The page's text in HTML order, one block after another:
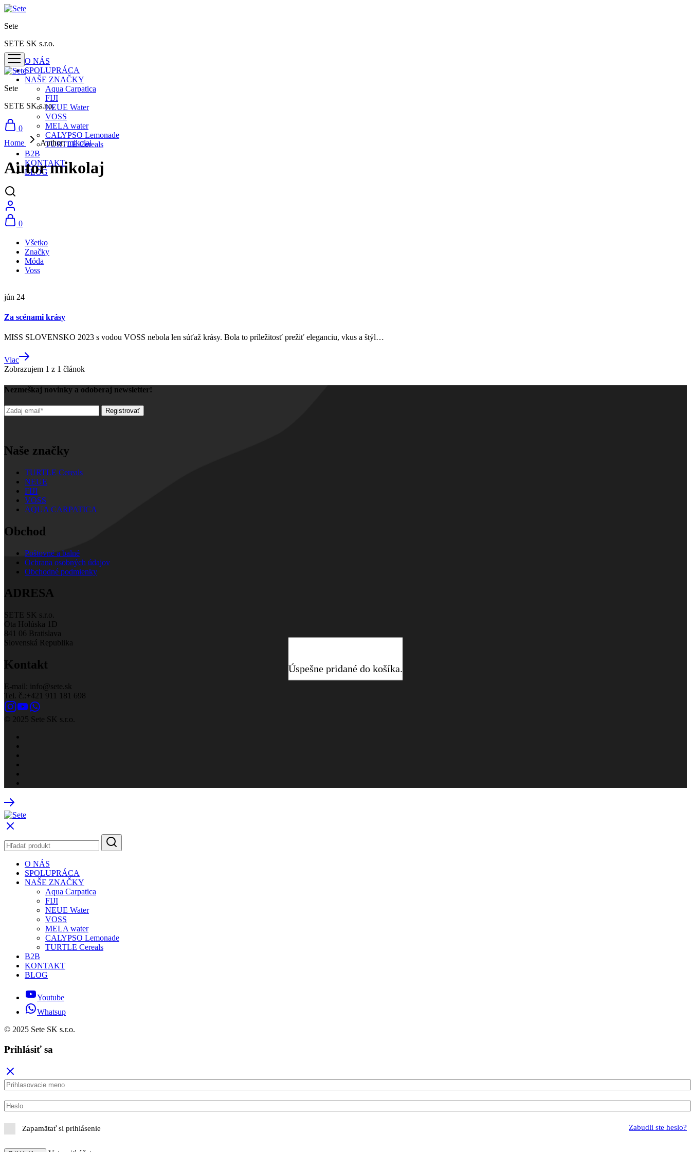
Sete
SETE SK s.r.o.
O NÁS
SPOLUPRÁCA
NAŠE ZNAČKY
Aqua Carpatica
FIJI
NEUE Water
VOSS
MELA water
CALYPSO Lemonade
TURTLE Cereals
B2B
KONTAKT
BLOG
0
Sete
SETE SK s.r.o.
0
Home
Author:mikolaj
Autormikolaj
Všetko
Značky
Móda
Voss
jún 24
Za scénami krásy
MISS SLOVENSKO 2023 s vodou VOSS nebola len súťaž krásy. Bola to príležitosť prežiť eleganciu, vkus a štýl…
Viac
Zobrazujem 1 z 1 článok
Nezmeškaj novinky a odoberaj newsletter!
Naše značky
TURTLE Cereals
NEUE
FIJI
VOSS
AQUA CARPATICA
Obchod
Poštovné a balné
Ochrana osobných údajov
Obchodné podmienky
ADRESA
SETE SK s.r.o.
Ota Holúska 1D
841 06 Bratislava
Slovenská Republika
Kontakt
E-mail: info@sete.sk
Tel. č.:+421 911 181 698
© 2025 Sete SK s.r.o.
O NÁS
SPOLUPRÁCA
NAŠE ZNAČKY
Aqua Carpatica
FIJI
NEUE Water
VOSS
MELA water
CALYPSO Lemonade
TURTLE Cereals
B2B
KONTAKT
BLOG
Youtube
Whatsup
© 2025 Sete SK s.r.o.
Prihlásiť sa
Zapamätať si prihlásenie Zabudli ste heslo?
Úspešne pridané do košíka.